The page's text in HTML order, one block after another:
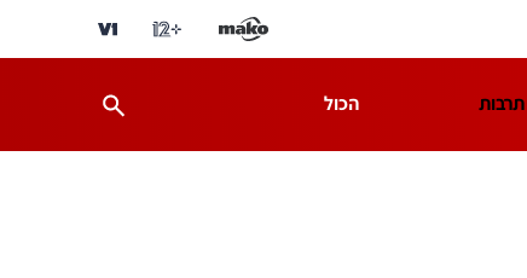
תרבות הכול